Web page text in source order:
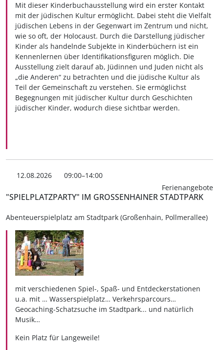
Mit dieser Kinderbuchausstellung wird ein erster Kontakt
mit der jüdischen Kultur ermöglicht. Dabei steht die Vielfalt
jüdischen Lebens in der Gegenwart im Zentrum und nicht,
wie so oft, der Holocaust. Durch die Darstellung jüdischer
Kinder als handelnde Subjekte in Kinderbüchern ist ein
Kennenlernen über Identifikationsfiguren möglich. Die
Ausstellung zielt darauf ab, Jüdinnen und Juden nicht als
„die Anderen“ zu betrachten und die jüdische Kultur als
Teil der Gemeinschaft zu verstehen. Sie ermöglichst
Begegnungen mit jüdischer Kultur durch Geschichten
jüdischer Kinder, wodurch diese sichtbar werden.
12.08.2026
09:00–14:00
Ferienangebote
"SPIELPLATZPARTY" IM GROSSENHAINER STADTPARK
Abenteuerspielplatz am Stadtpark (Großenhain, Pollmerallee)
mit verschiedenen Spiel-, Spaß- und Entdeckerstationen
u.a. mit … Wasserspielplatz… Verkehrsparcours…
Geocaching-Schatzsuche im Stadtpark... und natürlich
Musik…
Kein Platz für Langeweile!